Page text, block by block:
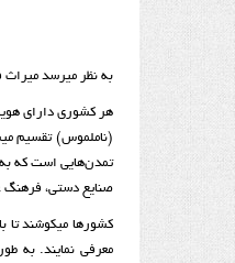
به نظر می­رسد
هر کشوری دارای
(ناملموس) تقسیم
تمدن‌هایی است که به
صنایع دستی،
کشورها می­کوشند تا
معرفی نمایند. به